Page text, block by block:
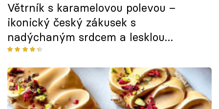
Větrník s karamelovou polevou –
ikonický český zákusek s
nadýchaným srdcem a lesklou
sladkou korunou